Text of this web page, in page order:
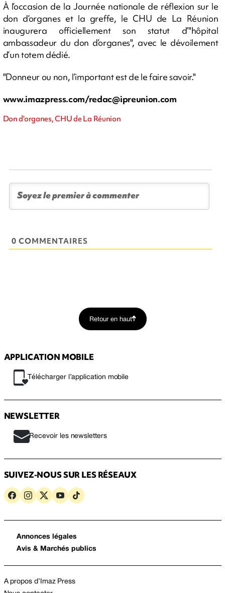
À l’occasion de la Journée nationale de réflexion sur le
don d’organes et la greffe, le CHU de La Réunion
inaugurera officiellement son statut d’"hôpital
ambassadeur du don d’organes", avec le dévoilement
d’un totem dédié.
"Donneur ou non, l’important est de le faire savoir."
www.imazpress.com/redac@ipreunion.com
Don d'organes, CHU de La Réunion
0 COMMENTAIRES
Retour en haut
APPLICATION MOBILE
Télécharger l’application mobile
NEWSLETTER
Recevoir les newsletters
SUIVEZ-NOUS SUR LES RÉSEAUX
Annonces légales
Avis & Marchés publics
A propos d’Imaz Press